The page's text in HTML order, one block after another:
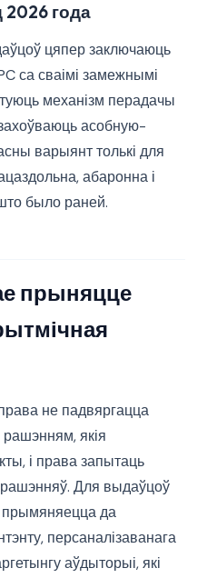
года
цяпер заключаюць
са сваімі замежнымі
механізм перадачы
асобную-
варыянт толькі для
абаронна і
было раней.
прыняцце
не падвяргацца
якія
і права запытаць
рашэнняў. Для выдаўцоў
прымяняецца да
персаналізаванага
аўдыторыі, які